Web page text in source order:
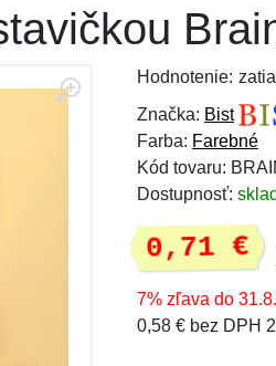
Hodnotenie:
Značka: Bist
Farba: Farebné
Kód tovaru:
Dostupnosť:
0,71 €
7% zľava do
0,58 € bez DPH